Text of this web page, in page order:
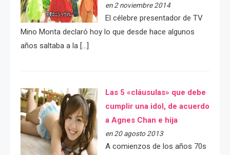
en 2 noviembre 2014
El célebre presentador de TV
Mino Monta declaró hoy lo que desde hace algunos
años saltaba a la […]
Las 5 «cláusulas» que debe
cumplir una idol, de acuerdo
a Agnes Chan e hija
en 20 agosto 2013
A comienzos de los años 70s